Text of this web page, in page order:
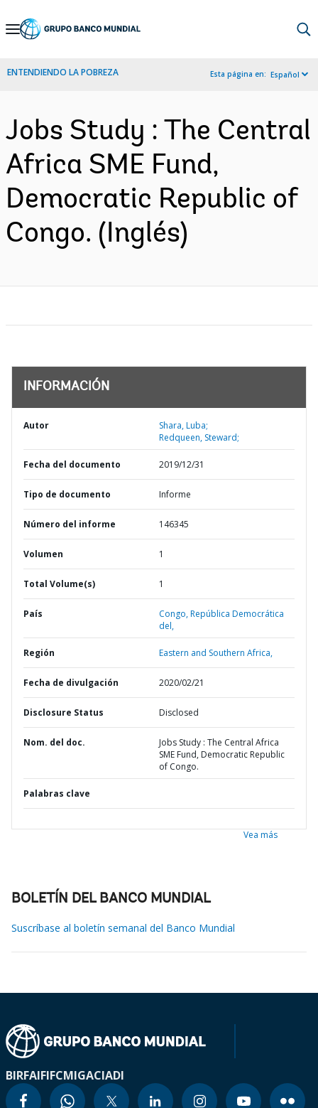
Skip
Navigation
ENTENDIENDO LA POBREZA Esta página en: Español
Jobs Study : The Central
Africa SME Fund,
Democratic Republic of
Congo. (Inglés)
INFORMACIÓN
Autor
Shara, Luba;
Redqueen, Steward;
Fecha del documento 2019/12/31
Tipo de documento Informe
Número del informe 146345
Volumen 1
Total Volume(s) 1
País Congo,República Democrática
del,
Región Eastern and Southern Africa,
Fecha de divulgación 2020/02/21
Disclosure Status Disclosed
Nom. del doc.
Jobs Study : The Central Africa
SME Fund, Democratic Republic
of Congo.
Palabras clave
Vea más
BOLETÍN DEL BANCO MUNDIAL
Suscríbase al boletín semanal del Banco Mundial
BIRFAIFIFCMIGACIADI